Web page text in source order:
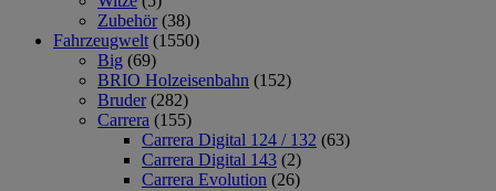
Zubehör (38)
Fahrzeugwelt (1550)
Big (69)
BRIO Holzeisenbahn (152)
Bruder (282)
Carrera (155)
Carrera Digital 124 / 132 (63)
Carrera Digital 143 (2)
Carrera Evolution (26)